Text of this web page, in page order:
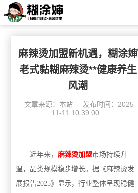
麻辣烫加盟新机遇，糊涂婶
老式黏糊麻辣烫**健康养生
风潮
文章来源：本站
发布时间：2025-
11-11 10:39:00
近年来，麻辣烫加盟市场持续升
温，品类规模稳步增长。据《麻辣烫发
展报告2025》显示，行业整体呈现稳健